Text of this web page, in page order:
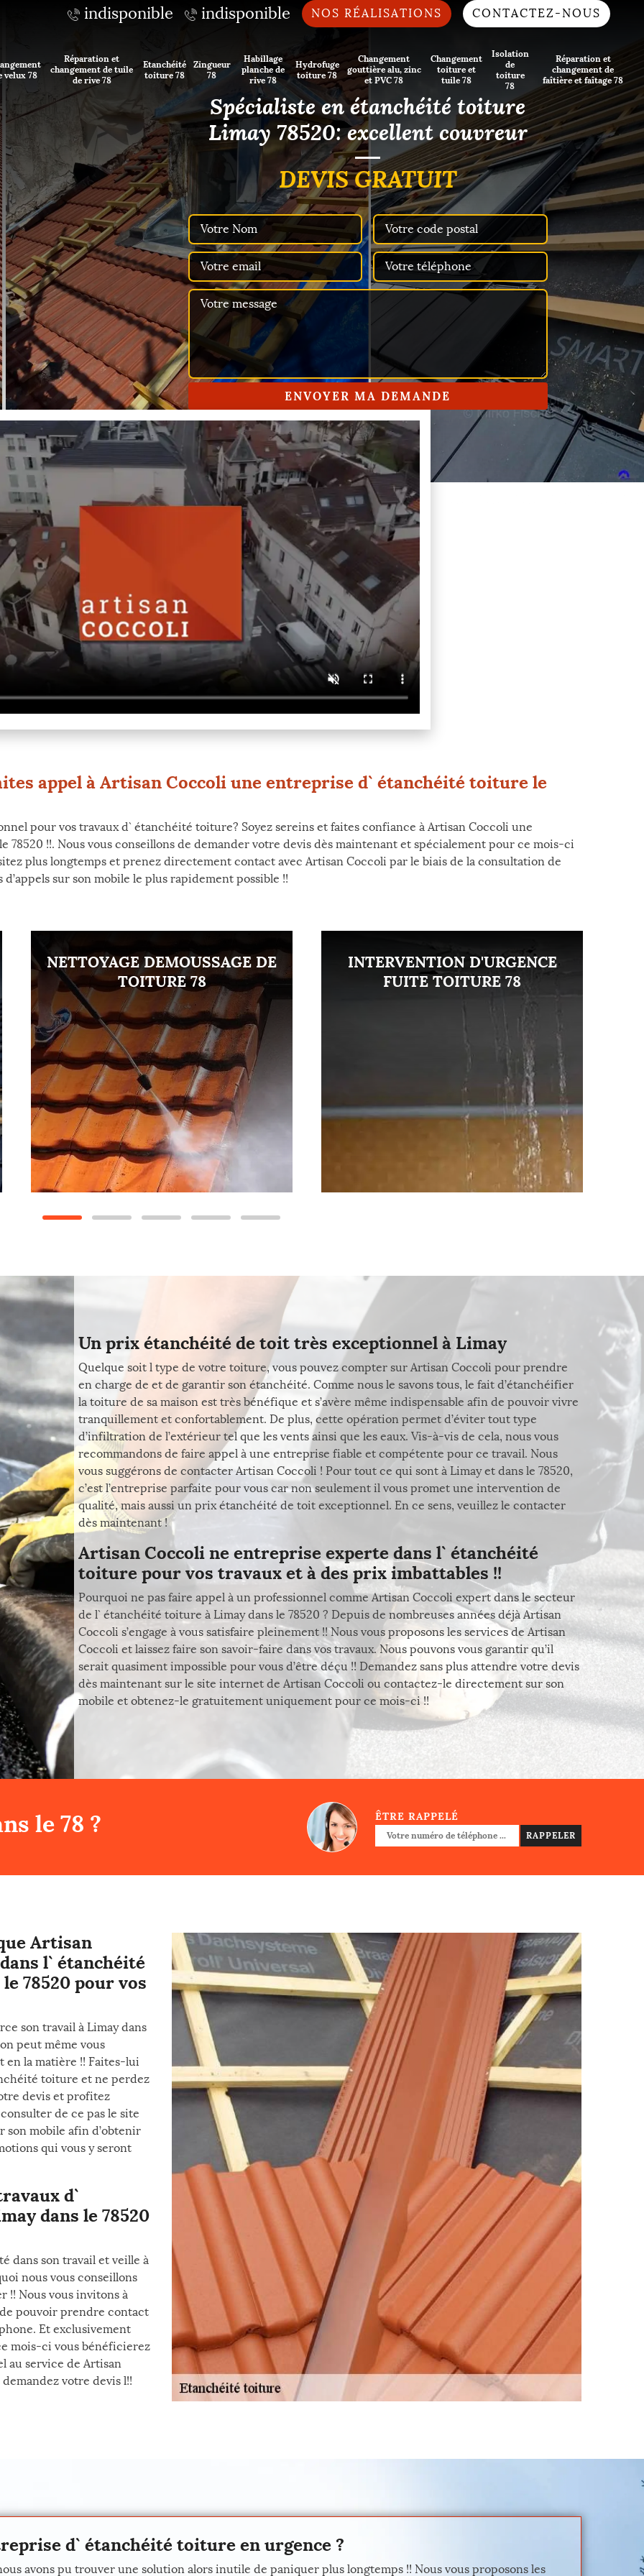
indisponible indisponible NOS RÉALISATIONS CONTACTEZ-NOUS
velux 78
Réparation et
changement de tuile
de rive 78
Etanchéité
toiture 78
Zingueur
78
Habillage
planche de
rive 78
Hydrofuge
toiture 78
Changement
gouttière alu, zinc
et PVC 78
Changement
toiture et
tuile 78
Isolation
de
toiture
78
Réparation et
changement de
faîtière et faîtage 78
Spécialiste en étanchéité toiture
Limay 78520: excellent couvreur
DEVIS GRATUIT
appel à Artisan Coccoli une entreprise d` étanchéité toiture le
pour vos travaux d` étanchéité toiture? Soyez sereins et faites confiance à Artisan Coccoli une
!!. Nous vous conseillons de demander votre devis dès maintenant et spécialement pour ce mois-ci
plus longtemps et prenez directement contact avec Artisan Coccoli par le biais de la consultation de
sur son mobile le plus rapidement possible !!
NETTOYAGE DEMOUSSAGE DE
TOITURE 78
INTERVENTION D'URGENCE
FUITE TOITURE 78
Un prix étanchéité de toit très exceptionnel à Limay
Quelque soit l type de votre toiture, vous pouvez compter sur Artisan Coccoli pour prendre
en charge de et de garantir son étanchéité. Comme nous le savons tous, le fait d’étanchéifier
la toiture de sa maison est très bénéfique et s’avère même indispensable afin de pouvoir vivre
tranquillement et confortablement. De plus, cette opération permet d’éviter tout type
d’infiltration de l’extérieur tel que les vents ainsi que les eaux. Vis-à-vis de cela, nous vous
recommandons de faire appel à une entreprise fiable et compétente pour ce travail. Nous
vous suggérons de contacter Artisan Coccoli ! Pour tout ce qui sont à Limay et dans le 78520,
c’est l’entreprise parfaite pour vous car non seulement il vous promet une intervention de
qualité, mais aussi un prix étanchéité de toit exceptionnel. En ce sens, veuillez le contacter
dès maintenant !
Artisan Coccoli ne entreprise experte dans l` étanchéité
toiture pour vos travaux et à des prix imbattables !!
Pourquoi ne pas faire appel à un professionnel comme Artisan Coccoli expert dans le secteur
de l` étanchéité toiture à Limay dans le 78520 ? Depuis de nombreuses années déjà Artisan
Coccoli s’engage à vous satisfaire pleinement !! Nous vous proposons les services de Artisan
Coccoli et laissez faire son savoir-faire dans vos travaux. Nous pouvons vous garantir qu’il
serait quasiment impossible pour vous d’être déçu !! Demandez sans plus attendre votre devis
dès maintenant sur le site internet de Artisan Coccoli ou contactez-le directement sur son
mobile et obtenez-le gratuitement uniquement pour ce mois-ci !!
le 78 ? ÊTRE RAPPELÉ
Artisan
l` étanchéité
78520 pour vos
son travail à Limay dans
peut même vous
en la matière !! Faites-lui
toiture et ne perdez
devis et profitez
de ce pas le site
mobile afin d’obtenir
qui vous y seront
d`
dans le 78520
dans son travail et veille à
nous vous conseillons
!! Nous vous invitons à
pouvoir prendre contact
Et exclusivement
mois-ci vous bénéficierez
au service de Artisan
votre devis l!!
d` étanchéité toiture en urgence ?
avons pu trouver une solution alors inutile de paniquer plus longtemps !! Nous vous proposons les